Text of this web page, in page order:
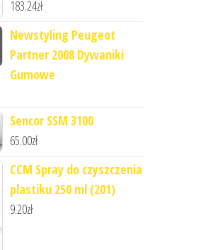
183.24zł
Newstyling Peugeot
Partner 2008 Dywaniki
Gumowe
Sencor SSM 3100
65.00zł
CCM Spray do czyszczenia
plastiku 250 ml (201)
9.20zł